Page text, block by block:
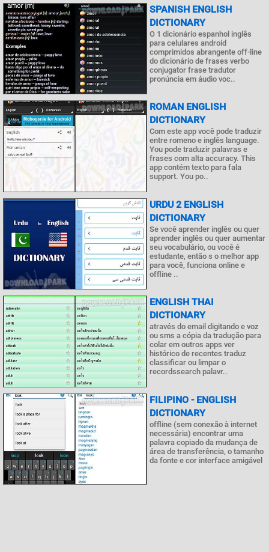
SPANISH ENGLISH
DICTIONARY
O 1 dicionário espanhol inglês
para celulares android
comprimidos abrangente off-line
do dicionário de frases verbo
conjugator frase tradutor
pronúncia em áudio voc..
ROMAN ENGLISH
DICTIONARY
Com este app você pode traduzir
entre romeno e inglês language.
You pode traduzir palavras e
frases com alta accuracy. This
app contém texto para fala
support. You po..
URDU 2 ENGLISH
DICTIONARY
Se você aprender inglês ou quer
aprender inglês ou quer aumentar
seu vocabulário, ou você é
estudante, então s o melhor app
para você, funciona online e
offline ..
ENGLISH THAI
DICTIONARY
através do email digitando e voz
ou sms a cópia da tradução para
colar em outros apps ver
histórico de recentes traduz
classificar ou limpar o
recordssearch palavr..
FILIPINO - ENGLISH
DICTIONARY
offline (sem conexão à internet
necessária) encontrar uma
palavra copiado da mudança de
área de transferência, o tamanho
da fonte e cor interface amigável